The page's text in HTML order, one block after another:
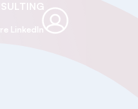
LinkedIn